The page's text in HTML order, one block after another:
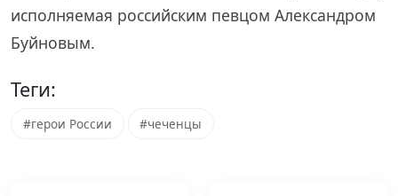
исполняемая российским певцом Александром
Буйновым.
Теги:
#герои России #чеченцы